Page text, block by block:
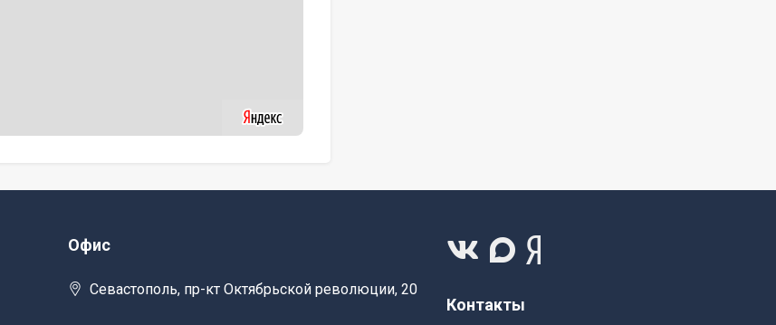
Офис
Севастополь, пр-кт Октябрьской революции, 20
Контакты